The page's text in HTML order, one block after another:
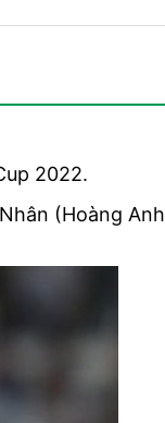
2022.
(Hoàng Anh